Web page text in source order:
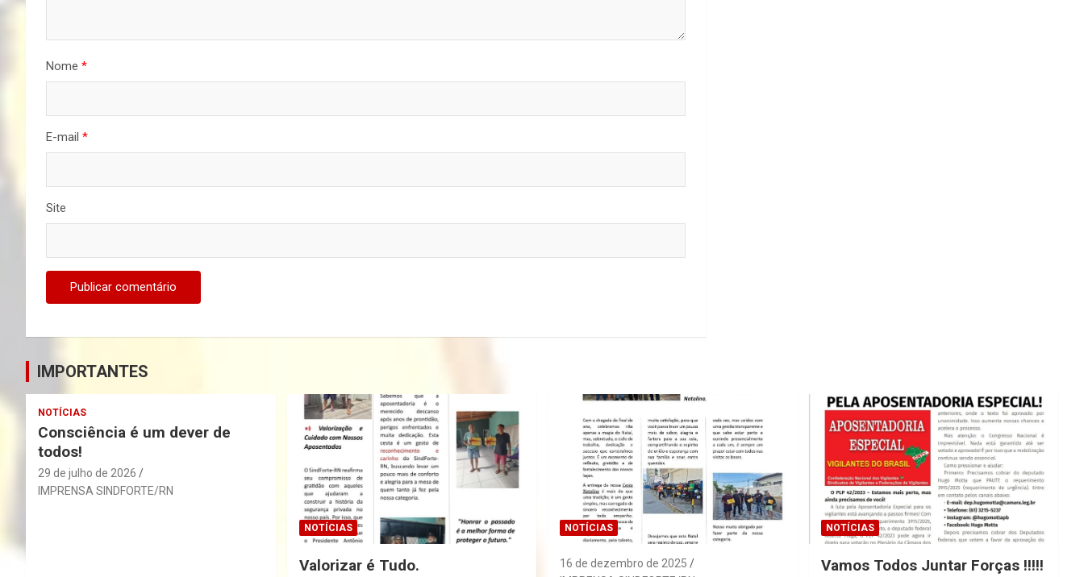
Nome *
E-mail *
Site
IMPORTANTES
NOTÍCIAS
Consciência é um dever de
todos!
29 de julho de 2026
IMPRENSA SINDFORTE/RN
NOTÍCIAS
Valorizar é Tudo.
NOTÍCIAS
16 de dezembro de 2025
NOTÍCIAS
Vamos Todos Juntar Forças !!!!!